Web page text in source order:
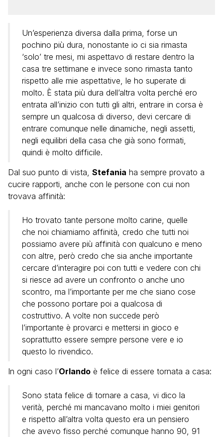
Un’esperienza diversa dalla prima, forse un
pochino più dura, nonostante io ci sia rimasta
‘solo’ tre mesi, mi aspettavo di restare dentro la
casa tre settimane e invece sono rimasta tanto
rispetto alle mie aspettative, le ho superate di
molto. È stata più dura dell’altra volta perché ero
entrata all’inizio con tutti gli altri, entrare in corsa è
sempre un qualcosa di diverso, devi cercare di
entrare comunque nelle dinamiche, negli assetti,
negli equilibri della casa che già sono formati,
quindi è molto difficile.
Dal suo punto di vista, Stefania ha sempre provato a
cucire rapporti, anche con le persone con cui non
trovava affinità:
Ho trovato tante persone molto carine, quelle
che noi chiamiamo affinità, credo che tutti noi
possiamo avere più affinità con qualcuno e meno
con altre, però credo che sia anche importante
cercare d’interagire poi con tutti e vedere con chi
si riesce ad avere un confronto o anche uno
scontro, ma l’importante per me che siano cose
che possono portare poi a qualcosa di
costruttivo. A volte non succede però
l’importante è provarci e mettersi in gioco e
soprattutto essere sempre persone vere e io
questo lo rivendico.
In ogni caso l’Orlando è felice di essere tornata a casa:
Sono stata felice di tornare a casa, vi dico la
verità, perché mi mancavano molto i miei genitori
e rispetto all’altra volta questo era un pensiero
che avevo fisso perché comunque hanno 90, 91